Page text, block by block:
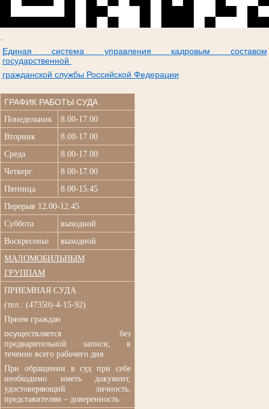
Единая система управления кадровым составом
государственной
гражданской службы Российской Федерации
ГРАФИК РАБОТЫ СУДА
Понедельник
8.00-17.00
Вторник
8.00-17.00
Среда
8.00-17.00
Четверг
8.00-17.00
Пятница
8.00-15.45
Перерыв 12.00-12.45
Суббота
выходной
Воскресенье
выходной
МАЛОМОБИЛЬНЫМ
ГРУППАМ
ПРИЕМНАЯ СУДА
(тел.: (47350)-4-15-92)
Прием граждан
осуществляется без
предварительной записи, в
течение всего рабочего дня.
При обращении в суд при
себе
необходимо иметь документ,
удостоверяющий личность,
представителям – доверенность.